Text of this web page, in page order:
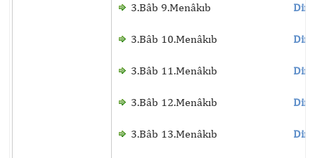
3.Bâb 9.Menâkıb
3.Bâb 10.Menâkıb
3.Bâb 11.Menâkıb
3.Bâb 12.Menâkıb
3.Bâb 13.Menâkıb